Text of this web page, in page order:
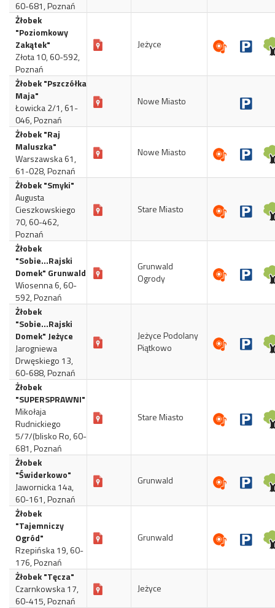
60-681, Poznań
Żłobek
"Poziomkowy
Zakątek"
Złota 10, 60-592,
Poznań
Jeżyce
Żłobek "Pszczółka
Maja"
Łowicka 2/1, 61-
046, Poznań
Nowe Miasto
Żłobek "Raj
Maluszka"
Warszawska 61,
61-028, Poznań
Nowe Miasto
Żłobek "Smyki"
Augusta
Cieszkowskiego
70, 60-462,
Poznań
Stare Miasto
Żłobek
"Sobie...Rajski
Domek" Grunwald
Wiosenna 6, 60-
592, Poznań
Grunwald
Ogrody
Żłobek
"Sobie...Rajski
Domek" Jeżyce
Jarogniewa
Drwęskiego 13,
60-688, Poznań
Jeżyce Podolany
Piątkowo
Żłobek
"SUPERSPRAWNI"
Mikołaja
Rudnickiego
5/7/(blisko Ro, 60-
681, Poznań
Stare Miasto
Żłobek
"Świderkowo"
Jawornicka 14a,
60-161, Poznań
Grunwald
Żłobek
"Tajemniczy
Ogród"
Rzepińska 19, 60-
176, Poznań
Grunwald
Żłobek "Tęcza"
Czarnkowska 17,
60-415, Poznań
Jeżyce